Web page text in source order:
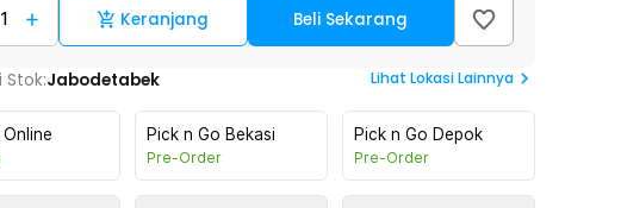
Keranjang Beli Sekarang
Stok:Jabodetabek Lihat Lokasi Lainnya
Pick n Go Bekasi
Pre-Order
Pick n Go Depok
Pre-Order